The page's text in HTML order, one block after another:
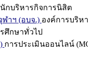
กบริหารกิจการนิสิต
าฯ (อบจ.) องค์การบริห
ศึกษาทั่วไป
การประเมินออนไลน์